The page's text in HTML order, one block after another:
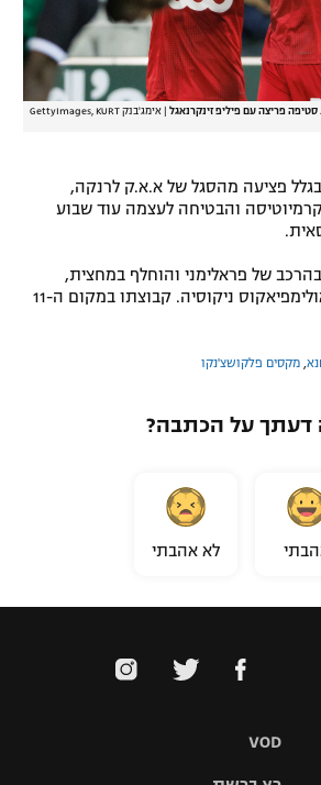
פריצה עם פיליפ זינקרנאגל
אימג'בנק GettyImages, KURT
פציעה מהסגל של א.א.ק לרנקה,
את קרמיוטיסה והבטיחה לעצמה עוד שבוע
של פראלימני והוחלף במחצית,
בניצחון החוץ 1:2 על אולימפיאקוס ניקוסיה. קבוצתו במקום ה-11
מקסים פלקושצ'נקו
דעתך על הכתבה?
לא אהבתי
VOD